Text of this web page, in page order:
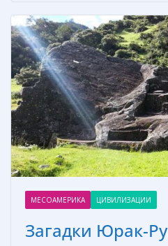
o
o
k
st n
g
er
МЕСОАМЕРИКА ЦИВИЛИЗАЦИИ
Загадки Юрак-